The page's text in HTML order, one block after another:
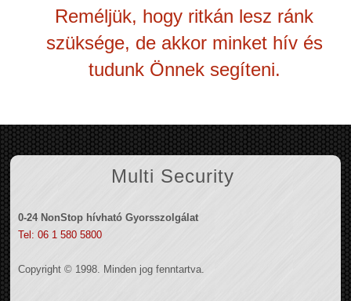
Reméljük, hogy ritkán lesz ránk
szüksége, de akkor minket hív és
tudunk Önnek segíteni.
Multi Security
0-24 NonStop hívható Gyorsszolgálat
Tel: 06 1 580 5800
Copyright © 1998. Minden jog fenntartva.